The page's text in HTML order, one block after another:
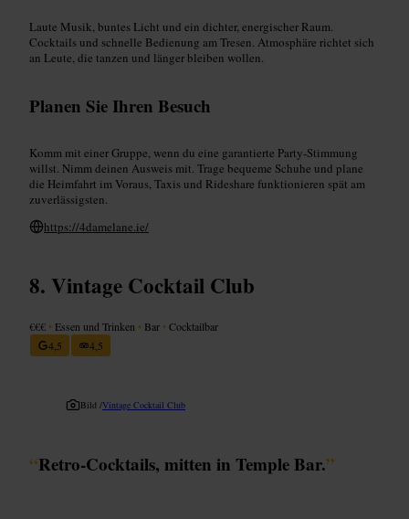
Laute Musik, buntes Licht und ein dichter, energischer Raum.
Cocktails und schnelle Bedienung am Tresen. Atmosphäre richtet sich
an Leute, die tanzen und länger bleiben wollen.
Planen Sie Ihren Besuch
Komm mit einer Gruppe, wenn du eine garantierte Party‑Stimmung
willst. Nimm deinen Ausweis mit. Trage bequeme Schuhe und plane
die Heimfahrt im Voraus, Taxis und Rideshare funktionieren spät am
zuverlässigsten.
https://4damelane.ie/
Vintage Cocktail Club
€€€ • Essen und Trinken • Bar •Cocktailbar
4,5
4,5
Bild /Vintage Cocktail Club
“Retro-Cocktails, mitten in Temple Bar.”